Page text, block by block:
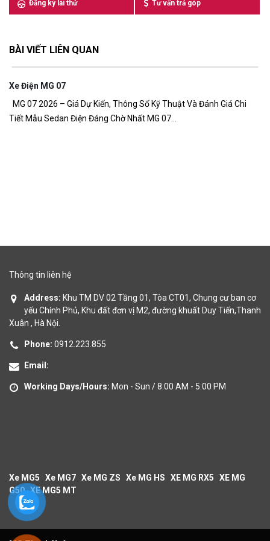
Đăng ký lái thử Tư vấn trả góp
BÀI VIẾT LIÊN QUAN
Xe Điện MG 07
MG 07 2026 – Giá Dự Kiến, Thông Số Kỹ Thuật Và Đánh Giá Chi
Tiết Mẫu Sedan Điện Đáng Chờ Nhất MG 07...
Thông tin liên hệ
Address: Khu TM DV 02 Tầng 01, Tòa CT01, Chung cư ban cơ
yếu Chính Phủ, Khu đất đơn vị M2, đường khuất Duy Tiến,Thanh
Xuân , Hà Nội.
Phone: 0912.223.855
Email:
Working Days/Hours: Mon - Sun / 8:00 AM - 5:00 PM
Xe MG5 Xe MG7 Xe MG ZS Xe MG HS XE MG RX5
XE MG
G50 XE MG5 MT